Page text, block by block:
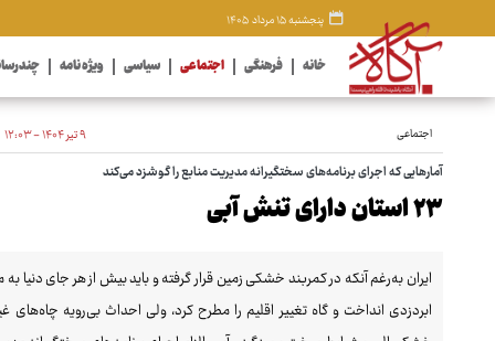
پنجشنبه ۱۵ مرداد ۱۴۰۵
خانه فرهنگی اجتماعی سیاسی ویژه نامه
اجتماعی ۹ تیر ۱۴۰۴ - ۱۲:۰۳
آمارهایی که اجرای برنامه‌های سختگیرانه مدیریت منابع را گوشزد می‌کند
۲۳ استان دارای تنش آبی
ایران به‌رغم آنکه در کمربند خشکی زمین قرار گرفته و باید بیش از هر جای
ابردزدی انداخت و گاه تغییر اقلیم را مطرح کرد، ولی احداث بی‌رویه